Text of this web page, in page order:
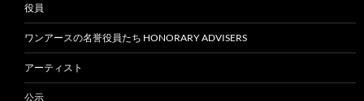
役員
ワンアースの名誉役員たち HONORARY ADVISERS
アーティスト
公示